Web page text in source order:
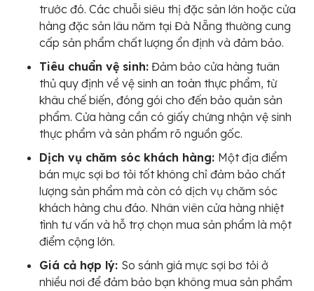
trước đó. Các chuỗi siêu thị đặc sản lớn hoặc cửa
hàng đặc sản lâu năm tại Đà Nẵng thường cung
cấp sản phẩm chất lượng ổn định và đảm bảo.
Tiêu chuẩn vệ sinh: Đảm bảo cửa hàng tuân
thủ quy định về vệ sinh an toàn thực phẩm, từ
khâu chế biến, đóng gói cho đến bảo quản sản
phẩm. Cửa hàng cần có giấy chứng nhận vệ sinh
thực phẩm và sản phẩm rõ nguồn gốc.
Dịch vụ chăm sóc khách hàng: Một địa điểm
bán mực sợi bơ tỏi tốt không chỉ đảm bảo chất
lượng sản phẩm mà còn có dịch vụ chăm sóc
khách hàng chu đáo. Nhân viên cửa hàng nhiệt
tình tư vấn và hỗ trợ chọn mua sản phẩm là một
điểm cộng lớn.
Giá cả hợp lý: So sánh giá mực sợi bơ tỏi ở
nhiều nơi để đảm bảo bạn không mua sản phẩm